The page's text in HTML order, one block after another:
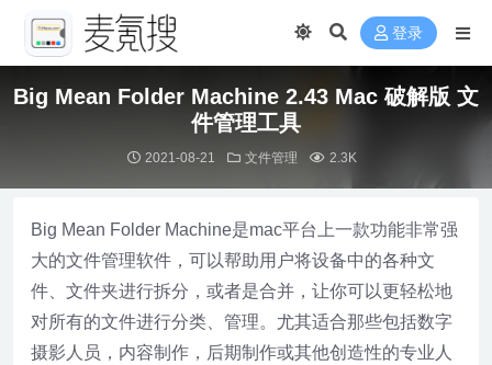
登录
Big Mean Folder Machine 2.43 Mac 破解版 文
件管理工具
2021-08-21 文件管理 2.3K
Big Mean Folder Machine是mac平台上一款功能非常强
大的文件管理软件，可以帮助用户将设备中的各种文
件、文件夹进行拆分，或者是合并，让你可以更轻松地
对所有的文件进行分类、管理。尤其适合那些包括数字
摄影人员，内容制作，后期制作或其他创造性的专业人